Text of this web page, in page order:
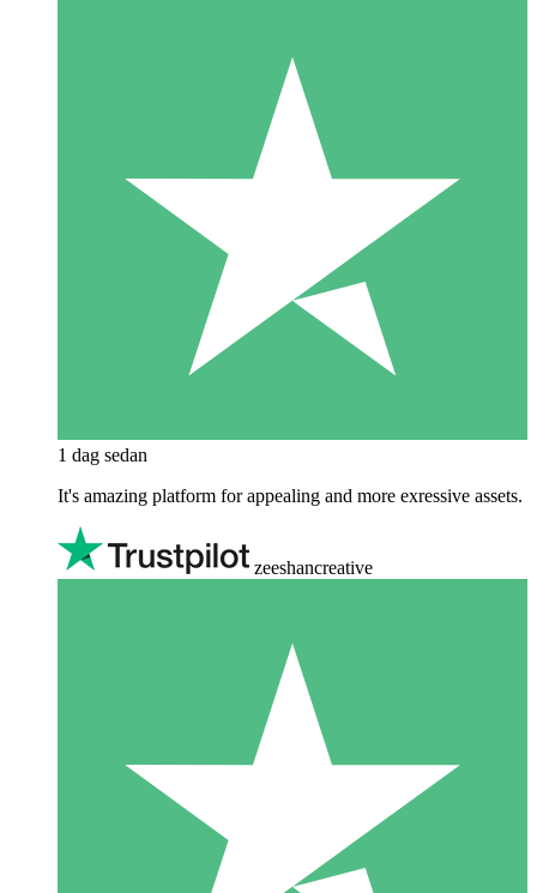
1 dag sedan
It's amazing platform for appealing and more exressive assets.
zeeshancreative